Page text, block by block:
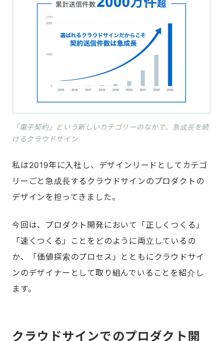
「電子契約」という新しいカテゴリーのなかで、急成長を続
けるクラウドサイン
私は2019年に入社し、デザインリードとしてカテゴ
リーごと急成長するクラウドサインのプロダクトの
デザインを担ってきました。
今回は、プロダクト開発において「正しくつくる」
「速くつくる」ことをどのように両立しているの
か、「価値探索のプロセス」とともにクラウドサイ
ンのデザイナーとして取り組んでいることを紹介し
ます。
クラウドサインでのプロダクト開